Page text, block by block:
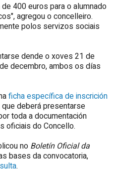
400 euros para o alumnado
agregou o concelleiro.
polos servizos sociais
dende o xoves 21 de
decembro, ambos os días
ficha específica de inscrición
deberá presentarse
toda a documentación
oficiais do Concello.
no Boletín Oficial da
bases da convocatoria,
.